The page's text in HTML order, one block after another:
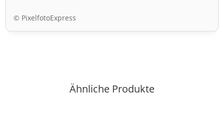
© PixelfotoExpress
Ähnliche Produkte